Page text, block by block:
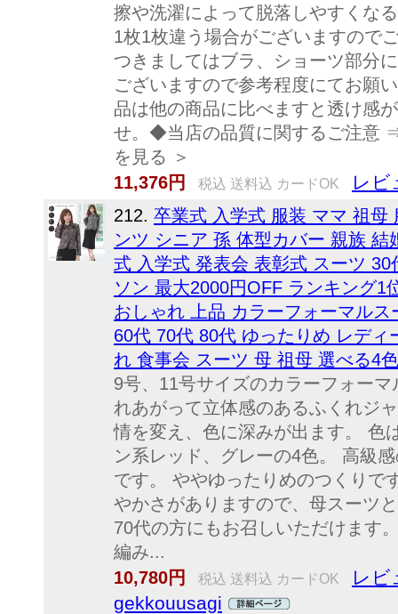
擦や洗濯によって脱落しやすくな
1枚1枚違う場合がございますので
つきましてはブラ、ショーツ部分
ございますので参考程度にてお願
品は他の商品に比べますと透け感
せ。◆当店の品質に関するご注意
を見る ＞
11,376円
税込 送料込 カードOK レビ
212. 卒業式 入学式 服装 ママ 祖母
ンツ シニア 孫 体型カバー 親族
式 入学式 発表会 表彰式 スーツ
ソン 最大2000円OFF ランキング1
おしゃれ 上品 カラーフォーマル
60代 70代 80代 ゆったりめ レデ
れ 食事会 スーツ 母 祖母 選べる4色
9号、11号サイズのカラーフォー
れあがって立体感のあるふくれジ
情を変え、色に深みが出ます。 色
ン系レッド、グレーの4色。 高級
です。 ややゆったりめのつくりで
やかさがありますので、母スーツ
70代の方にもお召しいただけます
編み...
10,780円
税込 送料込 カードOK
レビ
gekkouusagi